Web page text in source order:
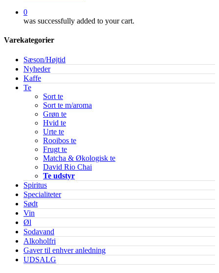
0
was successfully added to your cart.
Varekategorier
Sæson/Højtid
Nyheder
Kaffe
Te
Sort te
Sort te m/aroma
Grøn te
Hvid te
Urte te
Rooibos te
Frugt te
Matcha & Økologisk te
David Rio Chai
Te udstyr
Spiritus
Specialiteter
Sødt
Vin
Øl
Sodavand
Alkoholfri
Gaver til enhver anledning
UDSALG